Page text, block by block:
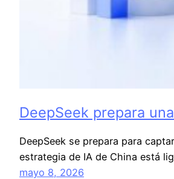
DeepSeek prepara
DeepSeek se prepara para
estrategia de IA de China está
mayo 8, 2026